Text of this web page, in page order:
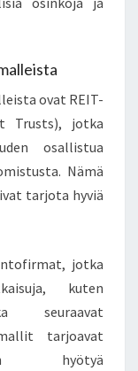
ovat REIT-
Trusts), jotka
osallistua
Nämä
tarjota hyviä
jotka
kuten
seuraavat
tarjoavat
hyötyä